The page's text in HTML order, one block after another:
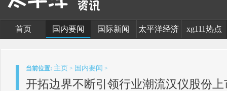
首页 国内要闻 国际新闻 太平洋经济 xg111热点
当前位置: 主页 > 国内要闻 >
开拓边界不断引领行业潮流汉仪股份